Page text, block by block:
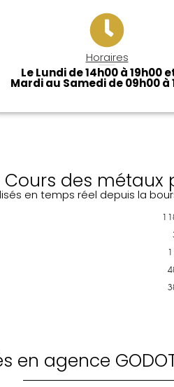
Horaires
Le Lundi de 14h00 à 19h00
Mardi au Samedi de 09h00 à
Cours des métaux
en temps réel depuis la
en agence